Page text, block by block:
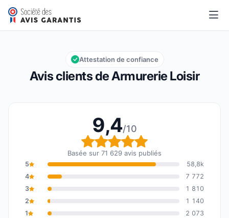
Armurerie Loisir
Note globale : 9,4 sur 10
9,4/10
Avis clients de Armurerie Loisir
Attestation de confiance
9,4/10
Note globale : 9,4 sur
Basée sur 71 629 avis publiés
5
58,8k
4
7 772
3
1 810
2
1 140
1
2 073